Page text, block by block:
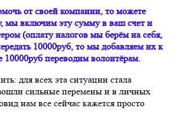
от своей компании, то можете
мы включим эту сумму в ваш счет и
(оплату налогов мы берём на себя,
10000руб, то мы добавляем их к
10000руб переводим волонтёрам.
для всех эта ситуации стала
сильные перемены и в личных
нам все сейчас кажется просто